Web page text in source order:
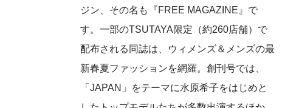
ジン、その名も『FREE MAGAZINE』で
す。一部のTSUTAYA限定（約260店舗）で
配布される同誌は、ウィメンズ＆メンズの最
新春夏ファッションを網羅。創刊号では、
「JAPAN」をテーマに水原希子をはじめと